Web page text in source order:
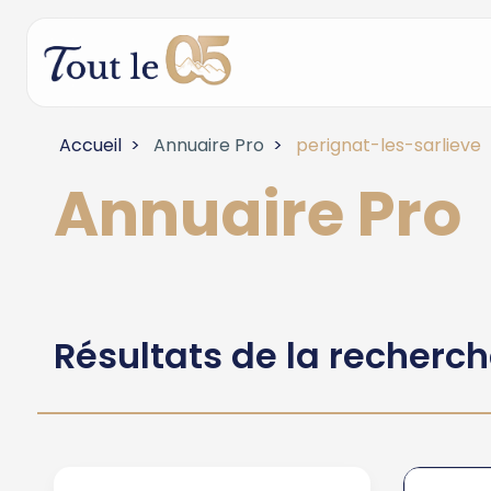
Accueil Annuaire Pro perignat-les-sarlieve
Annuaire Pro
Résultats de la